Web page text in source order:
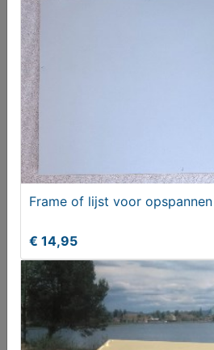
Heuptas LifeVenture incl 2
€ 34,95
Frame of lijst voor
€ 14,95